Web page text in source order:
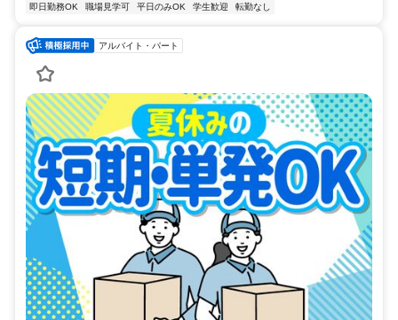
即日勤務OK
職場見学可 平日のみOK 学生歓迎 転勤なし
アルバイト・パート